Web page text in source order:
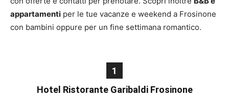
appartamenti per le tue vacanze e weekend a Frosinone
con bambini oppure per un fine settimana romantico.
1
Hotel Ristorante Garibaldi Frosinone